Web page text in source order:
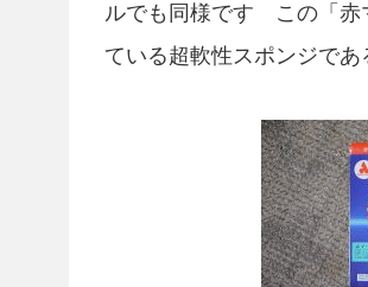
ルでも同様です この「赤
ている超軟性スポンジで